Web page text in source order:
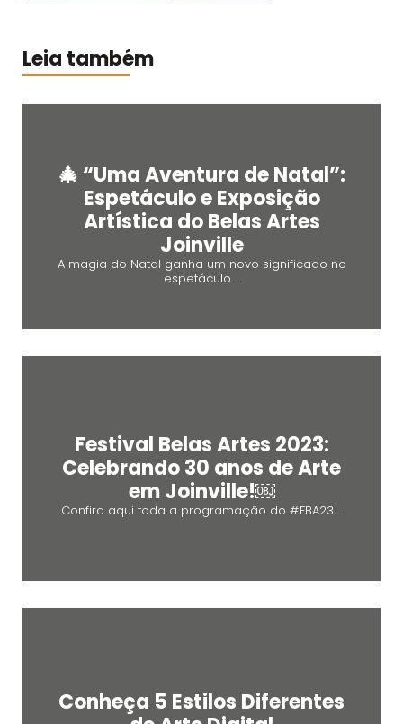
Leia também
🎄 “Uma Aventura de Natal”:
Espetáculo e Exposição
Artística do Belas Artes
Joinville
A magia do Natal ganha um novo significado no
espetáculo ...
Festival Belas Artes 2023:
Celebrando 30 anos de Arte
em Joinville!￼
Confira aqui toda a programação do #FBA23 ...
Conheça 5 Estilos Diferentes